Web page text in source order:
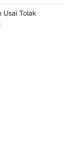
Usai Tolak